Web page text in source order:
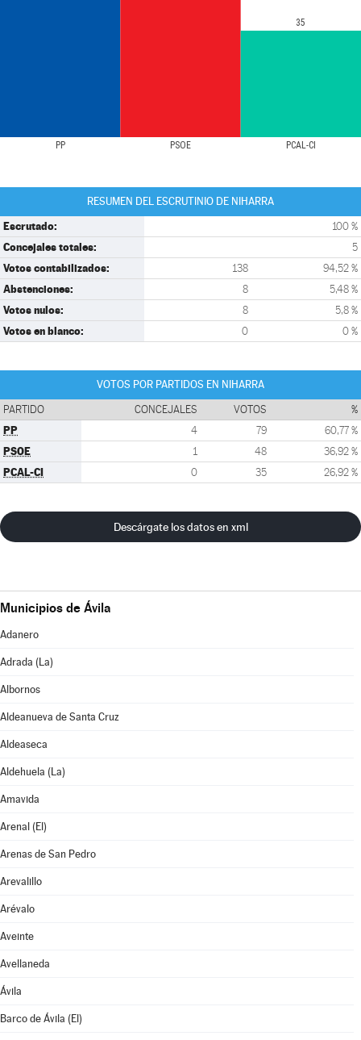
PP PSOE PCAL-CI
35
RESUMEN DEL ESCRUTINIO DE NIHARRA
Escrutado: 100 %
Concejales totales: 5
Votos contabilizados: 138 94,52 %
Abstenciones: 8 5,48 %
Votos nulos: 8 5,8 %
Votos en blanco: 0 0 %
VOTOS POR PARTIDOS EN NIHARRA
PARTIDO CONCEJALES VOTOS %
PP 4 79 60,77 %
PSOE 1 48 36,92 %
PCAL-CI 0 35 26,92 %
Descárgate los datos en xml
Municipios de Ávila
Adanero
Adrada (La)
Albornos
Aldeanueva de Santa Cruz
Aldeaseca
Aldehuela (La)
Amavida
Arenal (El)
Arenas de San Pedro
Arevalillo
Arévalo
Aveinte
Avellaneda
Ávila
Barco de Ávila (El)